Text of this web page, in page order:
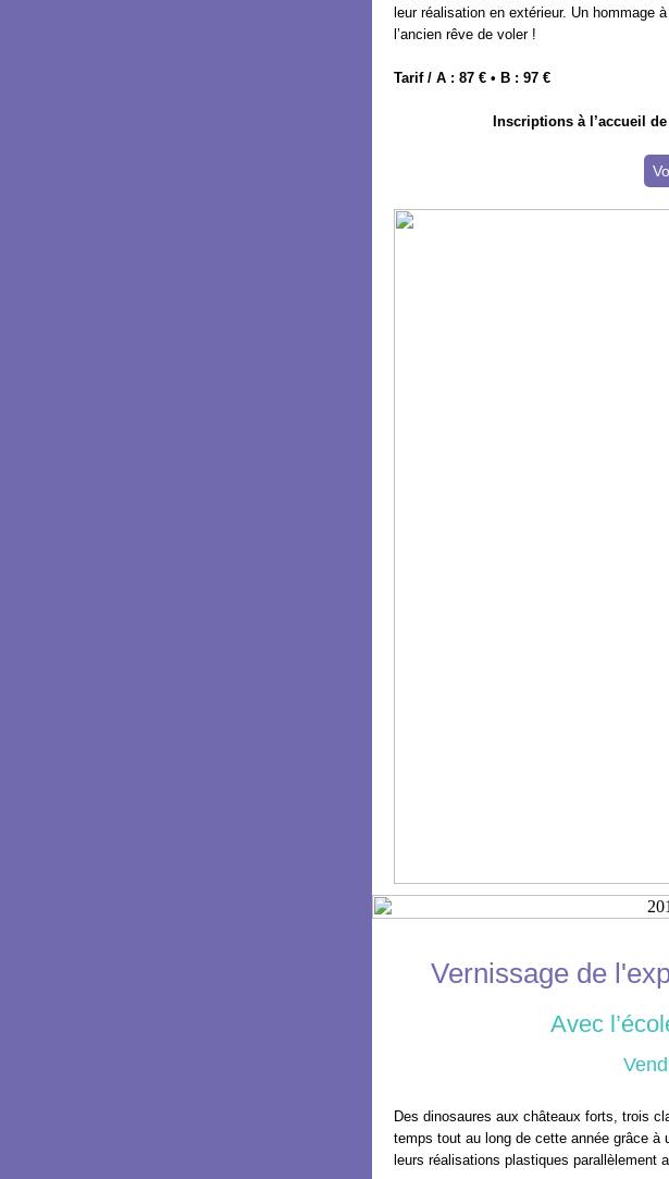
leur réalisation en extérieur. Un hommage à
l’ancien rêve de voler !
Tarif / A : 87 € • B : 97 €
Inscriptions à l’accueil
Vernissage de
Avec
Des dinosaures aux châteaux forts, trois
temps tout au long de cette année grâce à
leurs réalisations plastiques parallèlement